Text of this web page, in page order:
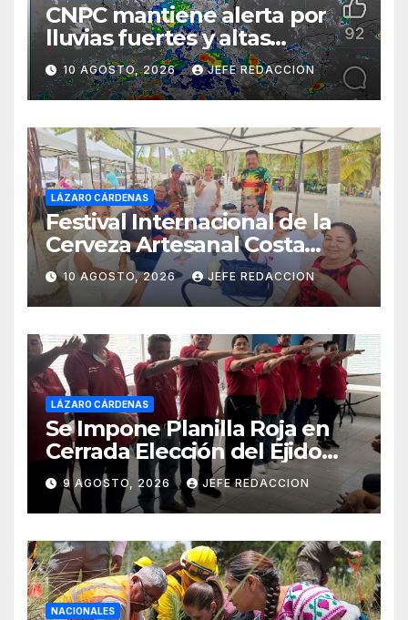
CNPC mantiene alerta por
lluvias fuertes y altas
temperaturas en varios
estados del país
10 AGOSTO, 2026 JEFE REDACCION
LÁZARO CÁRDENAS
Festival Internacional de la
Cerveza Artesanal Costa
Michoacán 2026 Cerro su 19ª
Edición
10 AGOSTO, 2026 JEFE REDACCION
LÁZARO CÁRDENAS
Se Impone Planilla Roja en
Cerrada Elección del Ejido
Melchor Ocampo en Lázaro
Cárdenas
9 AGOSTO, 2026 JEFE REDACCION
NACIONALES